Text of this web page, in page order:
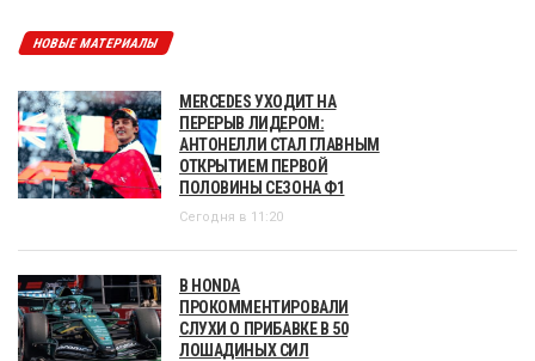
НОВЫЕ МАТЕРИАЛЫ
MERCEDES УХОДИТ НА
ПЕРЕРЫВ ЛИДЕРОМ:
АНТОНЕЛЛИ СТАЛ ГЛАВНЫМ
ОТКРЫТИЕМ ПЕРВОЙ
ПОЛОВИНЫ СЕЗОНА Ф1
Сегодня в 11:20
В HONDA
ПРОКОММЕНТИРОВАЛИ
СЛУХИ О ПРИБАВКЕ В 50
ЛОШАДИНЫХ СИЛ